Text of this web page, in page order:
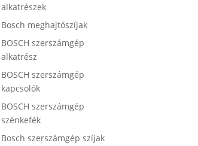
alkatrészek
Bosch meghajtószíjak
BOSCH szerszámgép
alkatrész
BOSCH szerszámgép
kapcsolók
BOSCH szerszámgép
szénkefék
Bosch szerszámgép szíjak